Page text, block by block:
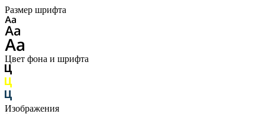
Размер шрифта
Цвет фона и шрифта
Изображения